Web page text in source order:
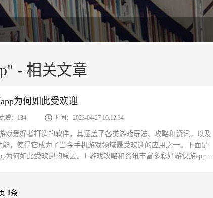
- 相关文章
为何如此受欢迎
点赞：134 时间：2023-04-27 16:12:34
戏爱好者打造的软件，其涵盖了各类游戏玩法、攻略和资讯，以及
，使得它成为了当今手机游戏领域最受欢迎的应用之一。下面是
为何如此受欢迎的原因。1.游戏攻略和资讯丰富多彩好游快游app为
1条